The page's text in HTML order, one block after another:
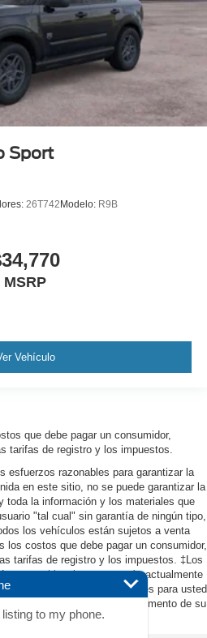
Sport
26T742Modelo: R9B
MSRP
Vehículo
que debe pagar un consumidor,
tarifas de registro y los impuestos.
esfuerzos razonables para garantizar la
en este sitio, no se puede garantizar la
toda la información y los materiales que
"tal cual" sin garantía de ningún tipo,
los vehículos están sujetos a venta
los costos que debe pagar un consumidor,
tarifas de registro y los impuestos. ‡Los
ubicaciones no están actualmente
pero pueden estar disponibles para usted
fecha razonable desde el momento de su
exceda una semana.
to my phone.